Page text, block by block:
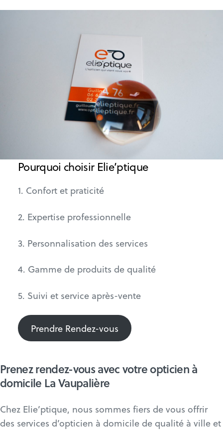
Pourquoi choisir Elie’ptique
1. Confort et praticité
2. Expertise professionnelle
3. Personnalisation des services
4. Gamme de produits de qualité
5. Suivi et service après-vente
Prendre Rendez-vous
Prenez rendez-vous avec votre opticien à
domicile La Vaupalière
Chez Elie’ptique, nous sommes fiers de vous offrir
des services d’opticien à domicile de qualité à ville et